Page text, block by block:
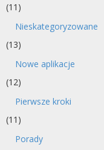
(11)
Nieskategoryzowane
(13)
Nowe aplikacje
(12)
Pierwsze kroki
(11)
Porady